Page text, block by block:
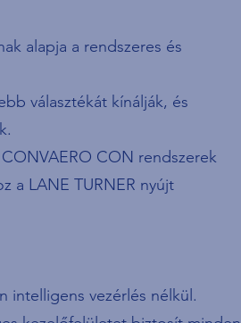
alapja a rendszeres és
választékát kínálják, és
CON rendszerek
a LANE TURNER nyújt
intelligens vezérlés nélkül.